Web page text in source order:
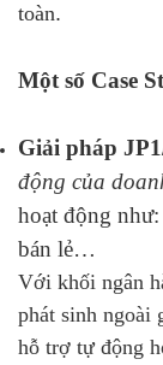
toàn.
Một số Case
Giải pháp
động của
hoạt động
bán lẻ…
Với khối ngân
phát sinh ngoài
hỗ trợ tự động